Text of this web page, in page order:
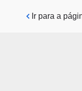
Pular para o
Ir para a